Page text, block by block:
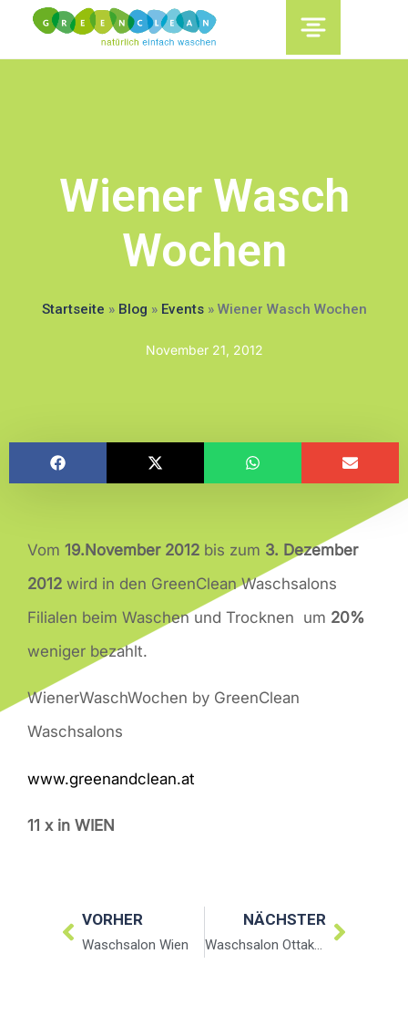
content
Wiener Wasch
Wochen
Startseite » Blog » Events» Wiener Wasch Wochen
November 21, 2012
Vom 19.November 2012 bis zum 3. Dezember
2012 wird in den GreenClean Waschsalons
Filialen beim Waschen und Trocknen um 20%
weniger bezahlt.
WienerWaschWochen by GreenClean
Waschsalons
www.greenandclean.at
11 x in WIEN
VORHER
Waschsalon Wien
NÄCHSTER
Waschsalon Ottakring